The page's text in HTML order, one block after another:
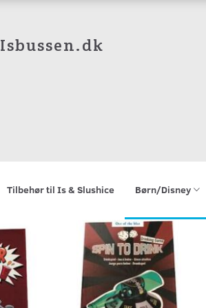
Isbussen.dk
Tilbehør til Is & Slushice Børn/Disney